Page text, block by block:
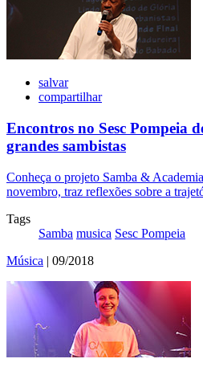
salvar
compartilhar
Encontros no Sesc Pompeia
grandes sambistas
Conheça o projeto Samba &
novembro, traz reflexões sobre a
Tags
Samba musica Sesc Pompeia
Música | 09/2018